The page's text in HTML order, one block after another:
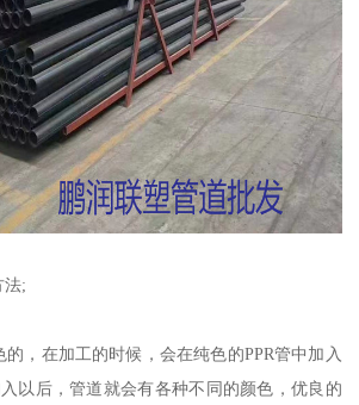
法;
的，在加工的时候，会在纯色的PPR管中加入
以后，管道就会有各种不同的颜色，优良的